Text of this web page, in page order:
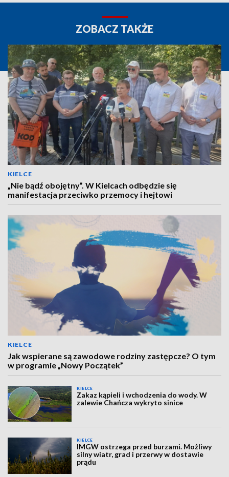
ZOBACZ TAKŻE
KIELCE
„Nie bądź obojętny”. W Kielcach odbędzie się
manifestacja przeciwko przemocy i hejtowi
KIELCE
Jak wspierane są zawodowe rodziny zastępcze? O tym
w programie „Nowy Początek”
KIELCE
Zakaz kąpieli i wchodzenia do wody. W
zalewie Chańcza wykryto sinice
KIELCE
IMGW ostrzega przed burzami. Możliwy
silny wiatr, grad i przerwy w dostawie
prądu